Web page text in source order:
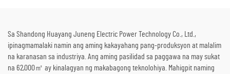
Sa Shandong Huayang Juneng Electric Power Technology Co., Ltd.,
ipinagmamalaki namin ang aming kakayahang pang-produksyon at malalim
na karanasan sa industriya. Ang aming pasilidad sa paggawa na may sukat
na 62,000㎡ ay kinalagyan ng makabagong teknolohiya. Mahigpit naming